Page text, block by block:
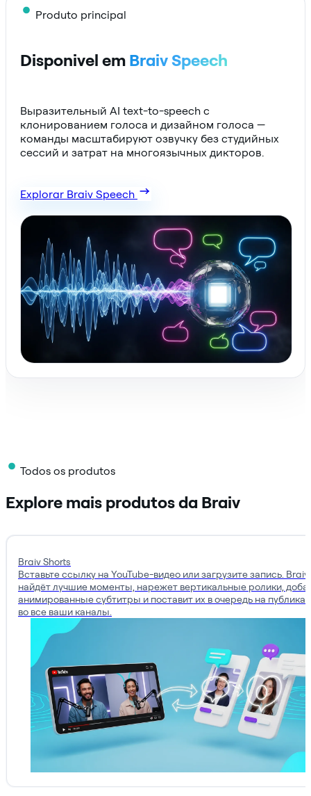
Produto principal
Disponivel em Braiv Speech
Выразительный AI text-to-speech с
клонированием голоса и дизайном голоса —
команды масштабируют озвучку без студийных
сессий и затрат на многоязычных дикторов.
Explorar Braiv Speech
Todos os produtos
Explore mais produtos da Braiv
Braiv Shorts
Вставьте ссылку на YouTube-видео или загрузите запись. Braiv
найдёт лучшие моменты, нарежет вертикальные ролики,
анимированные субтитры и поставит их в очередь на
во все ваши каналы.